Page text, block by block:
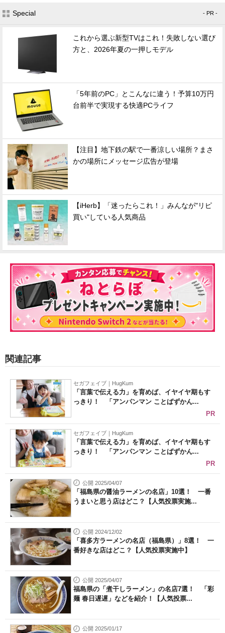
Special - PR -
これから選ぶ新型TVはこれ！失敗しない選び
方と、2026年夏の一押しモデル
「5年前のPC」とこんなに違う！予算10万円
台前半で実現する快適PCライフ
【注目】地下鉄の駅で一番涼しい場所？まさ
かの場所にメッセージ広告が登場
【iHerb】「迷ったらこれ！」みんなが"リピ
買い"している人気商品
関連記事
セガフェイブ｜HugKum
「言葉で伝える力」を育めば、イヤイヤ期もす
っきり！ 「アンパンマン ことばずかん...
PR
セガフェイブ｜HugKum
「言葉で伝える力」を育めば、イヤイヤ期もす
っきり！ 「アンパンマン ことばずかん...
PR
公開 2025/04/07
「福島県の醤油ラーメンの名店」10選！ 一番
うまいと思う店はどこ？【人気投票実施...
公開 2024/12/02
「喜多方ラーメンの名店（福島県）」8選！ 一
番好きな店はどこ？【人気投票実施中】
公開 2025/04/07
福島県の「煮干しラーメン」の名店7選！ 「彩
麺 春日遅遅」などを紹介！【人気投票...
公開 2025/01/17